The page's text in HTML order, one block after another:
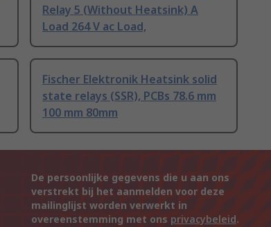
Relay 5 (Without Heatsink) A
Load 264 V ac Load,
Fischer Elektronik Heatsink solid
state relays (SSR), PCBs 78.6 mm
100 mm 80mm
De persoonlijke gegevens die u aan ons
verstrekt bij het aanmelden voor deze
mailinglijst worden verwerkt in
overeenstemming met ons privacybeleid.